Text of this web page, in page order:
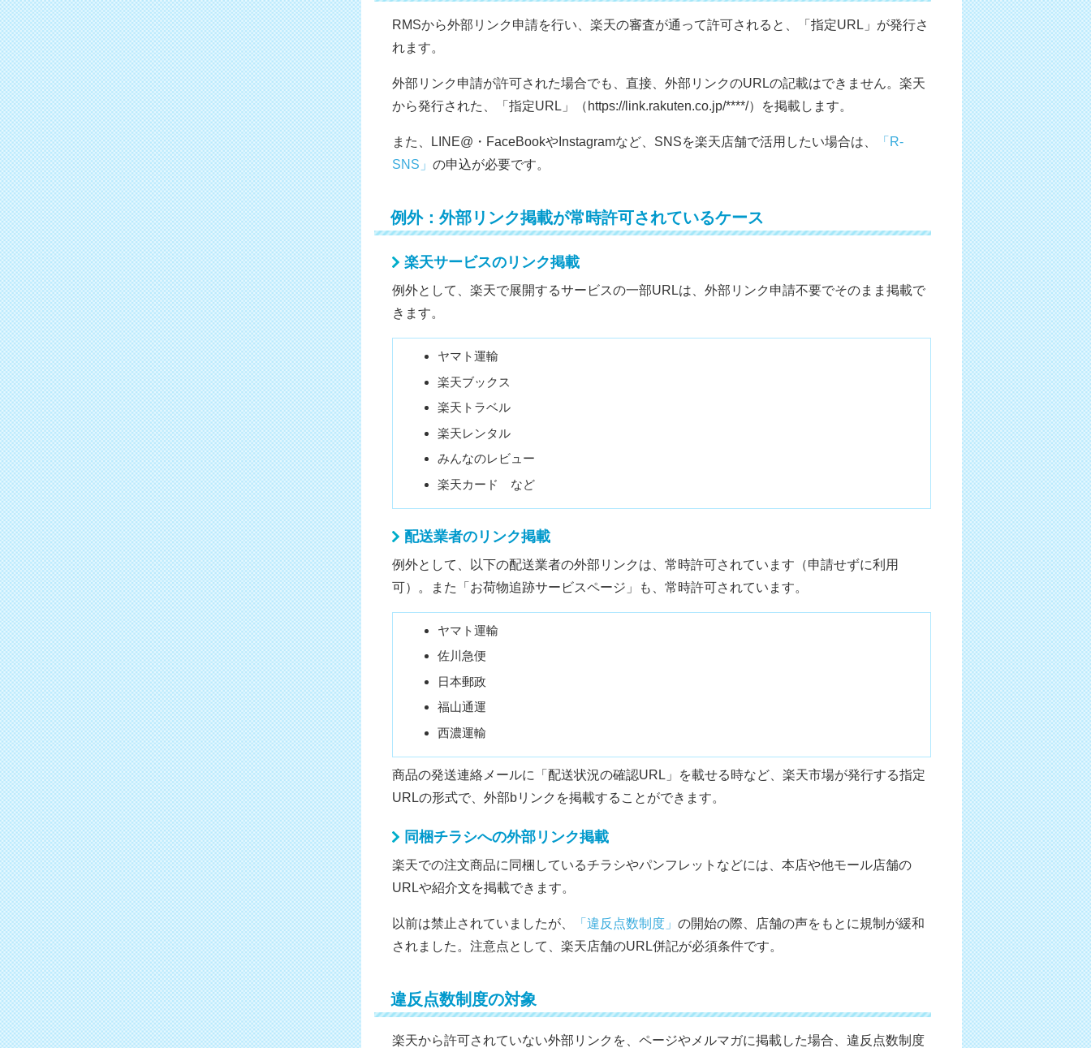
RMSから外部リンク申請を行い、楽天の審査が通って許可されると、「指定URL」が発行さ
れます。
外部リンク申請が許可された場合でも、直接、外部リンクのURLの記載はできません。楽天
から発行された、「指定URL」（https://link.rakuten.co.jp/****/）を掲載します。
また、LINE@・FaceBookやInstagramなど、SNSを楽天店舗で活用したい場合は、
「R-
SNS」 の申込が必要です。
例外：外部リンク掲載が常時許可されているケース
楽天サービスのリンク掲載
例外として、楽天で展開するサービスの一部URLは、外部リンク申請不要でそのまま掲載で
きます。
ヤマト運輸
楽天ブックス
楽天トラベル
楽天レンタル
みんなのレビュー
楽天カード など
配送業者のリンク掲載
例外として、以下の配送業者の外部リンクは、常時許可されています（申請せずに利用
可）。また「お荷物追跡サービスページ」も、常時許可されています。
ヤマト運輸
佐川急便
日本郵政
福山通運
西濃運輸
商品の発送連絡メールに「配送状況の確認URL」を載せる時など、楽天市場が発行する指定
URLの形式で、外部bリンクを掲載することができます。
同梱チラシへの外部リンク掲載
楽天での注文商品に同梱しているチラシやパンフレットなどには、本店や他モール店舗の
URLや紹介文を掲載できます。
以前は禁止されていましたが、 「違反点数制度」 の開始の際、店舗の声をもとに規制が緩和
されました。注意点として、楽天店舗のURL併記が必須条件です。
違反点数制度の対象
楽天から許可されていない外部リンクを、ページやメルマガに掲載した場合、違反点数制度